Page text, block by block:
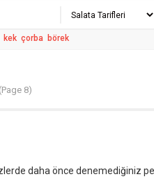
kek çorba börek
8)
daha önce denemediğiniz